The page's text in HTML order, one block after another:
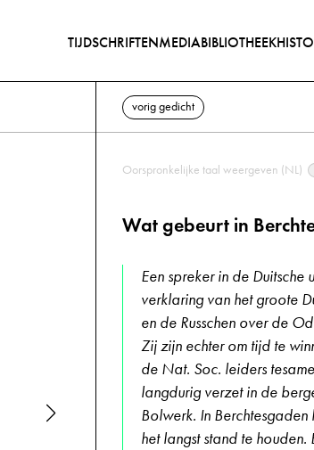
TIJDSCHRIFTENMEDIABIBLIOTHEEK
vorig gedicht
Oorspronkelijke taal weergeven (NL)
Wat gebeurt in
Een spreker in de
verklaring van het groote
en de Russchen over de
Zij zijn echter om tijd te
de Nat. Soc. leiders
langdurig verzet in de
Bolwerk. In
het langst stand te